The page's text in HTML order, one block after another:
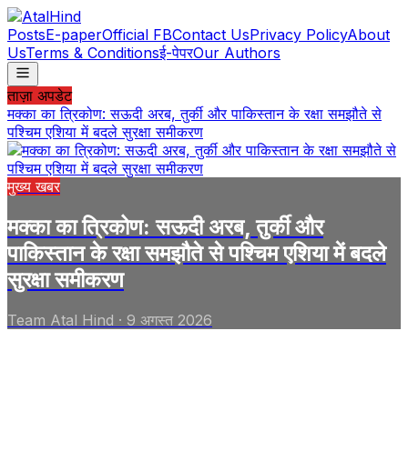
PostsE-paperOfficial FBContact UsPrivacy PolicyAbout
UsTerms & Conditionsई-पेपरOur Authors
ताज़ा अपडेट
मक्का का त्रिकोण: सऊदी अरब, तुर्की और पाकिस्तान के रक्षा समझौते से
पश्चिम एशिया में बदले सुरक्षा समीकरण
मुख्य खबर
मक्का का त्रिकोण: सऊदी अरब, तुर्की और
पाकिस्तान के रक्षा समझौते से पश्चिम एशिया में बदले
सुरक्षा समीकरण
Team Atal Hind · 9 अगस्त 2026